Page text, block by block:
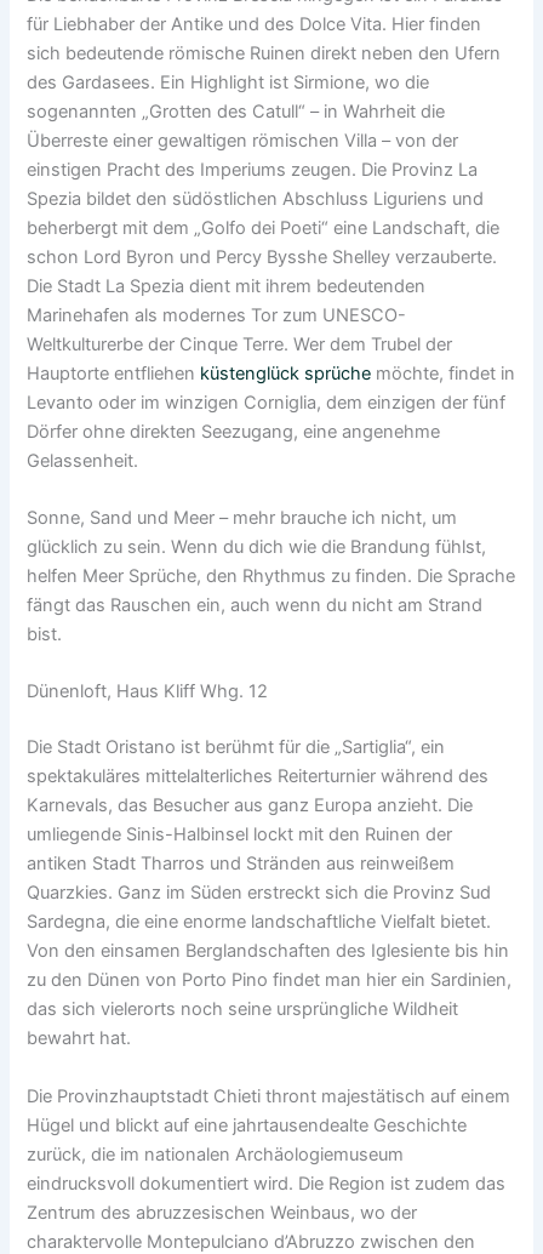
für Liebhaber der Antike und des Dolce Vita. Hier finden
sich bedeutende römische Ruinen direkt neben den Ufern
des Gardasees. Ein Highlight ist Sirmione, wo die
sogenannten „Grotten des Catull“ – in Wahrheit die
Überreste einer gewaltigen römischen Villa – von der
einstigen Pracht des Imperiums zeugen. Die Provinz La
Spezia bildet den südöstlichen Abschluss Liguriens und
beherbergt mit dem „Golfo dei Poeti“ eine Landschaft, die
schon Lord Byron und Percy Bysshe Shelley verzauberte.
Die Stadt La Spezia dient mit ihrem bedeutenden
Marinehafen als modernes Tor zum UNESCO-
Weltkulturerbe der Cinque Terre. Wer dem Trubel der
Hauptorte entfliehen küstenglück sprüche möchte, findet in
Levanto oder im winzigen Corniglia, dem einzigen der fünf
Dörfer ohne direkten Seezugang, eine angenehme
Gelassenheit.
Sonne, Sand und Meer – mehr brauche ich nicht, um
glücklich zu sein. Wenn du dich wie die Brandung fühlst,
helfen Meer Sprüche, den Rhythmus zu finden. Die Sprache
fängt das Rauschen ein, auch wenn du nicht am Strand
bist.
Dünenloft, Haus Kliff Whg. 12
Die Stadt Oristano ist berühmt für die „Sartiglia“, ein
spektakuläres mittelalterliches Reiterturnier während des
Karnevals, das Besucher aus ganz Europa anzieht. Die
umliegende Sinis-Halbinsel lockt mit den Ruinen der
antiken Stadt Tharros und Stränden aus reinweißem
Quarzkies. Ganz im Süden erstreckt sich die Provinz Sud
Sardegna, die eine enorme landschaftliche Vielfalt bietet.
Von den einsamen Berglandschaften des Iglesiente bis hin
zu den Dünen von Porto Pino findet man hier ein Sardinien,
das sich vielerorts noch seine ursprüngliche Wildheit
bewahrt hat.
Die Provinzhauptstadt Chieti thront majestätisch auf einem
Hügel und blickt auf eine jahrtausendealte Geschichte
zurück, die im nationalen Archäologiemuseum
eindrucksvoll dokumentiert wird. Die Region ist zudem das
Zentrum des abruzzesischen Weinbaus, wo der
charaktervolle Montepulciano d’Abruzzo zwischen den